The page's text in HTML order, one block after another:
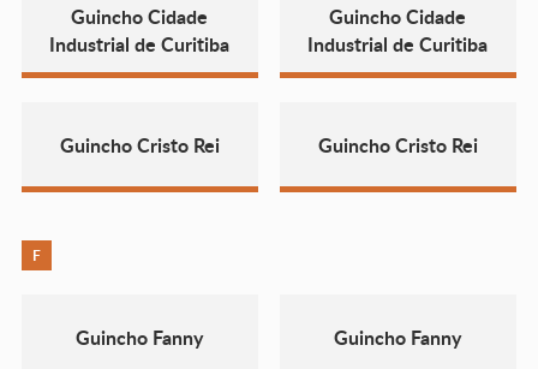
Guincho Cidade
Industrial de Curitiba
Guincho Cidade
Industrial de Curitiba
Guincho Cristo Rei Guincho Cristo Rei
F
Guincho Fanny Guincho Fanny